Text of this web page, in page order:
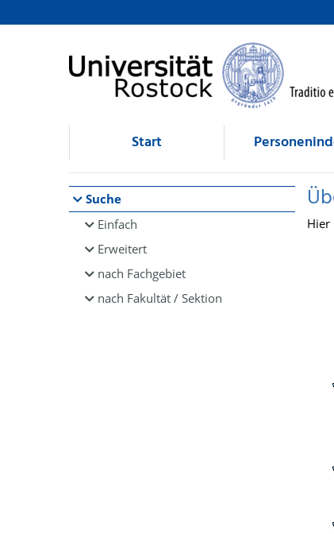
Browsen
direkt zum Inhalt
Start
Suche
Einfach
Erweitert
nach Fachgebiet
nach Fakultät / Sektion
Hier